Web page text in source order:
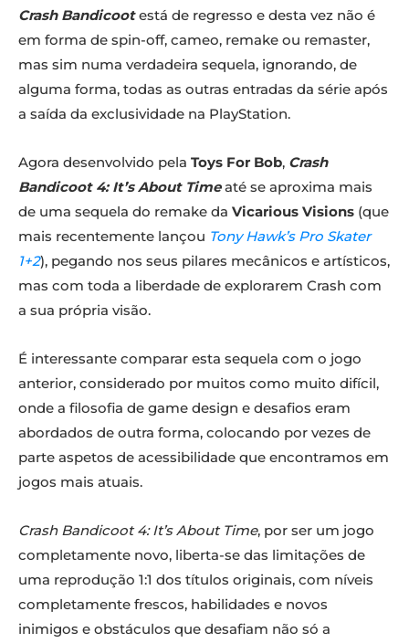
Crash Bandicootestá de regresso e desta vez não é
em forma de spin-off, cameo, remake ou remaster,
mas sim numa verdadeira sequela, ignorando, de
alguma forma, todas as outras entradas da série após
a saída da exclusividade na PlayStation.
Agora desenvolvido pela Toys For Bob, Crash
Bandicoot 4: It’s About Timeaté se aproxima mais
de uma sequela do remake da Vicarious Visions (que
mais recentemente lançou Tony Hawk’s Pro Skater
1+2), pegando nos seus pilares mecânicos e artísticos,
mas com toda a liberdade de explorarem Crash com
a sua própria visão.
É interessante comparar esta sequela com o jogo
anterior, considerado por muitos como muito difícil,
onde a filosofia de game design e desafios eram
abordados de outra forma, colocando por vezes de
parte aspetos de acessibilidade que encontramos em
jogos mais atuais.
Crash Bandicoot 4: It’s About Time, por ser um jogo
completamente novo, liberta-se das limitações de
uma reprodução 1:1 dos títulos originais, com níveis
completamente frescos, habilidades e novos
inimigos e obstáculos que desafiam não só a